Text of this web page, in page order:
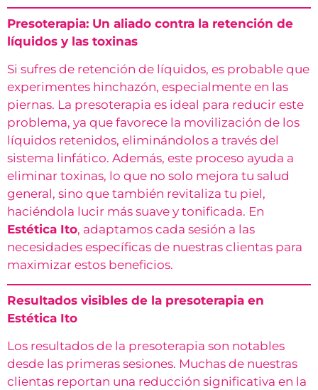
Presoterapia: Un aliado contra la retención de
líquidos y las toxinas
Si sufres de retención de líquidos, es probable que
experimentes hinchazón, especialmente en las
piernas. La presoterapia es ideal para reducir este
problema, ya que favorece la movilización de los
líquidos retenidos, eliminándolos a través del
sistema linfático. Además, este proceso ayuda a
eliminar toxinas, lo que no solo mejora tu salud
general, sino que también revitaliza tu piel,
haciéndola lucir más suave y tonificada. En
Estética Ito, adaptamos cada sesión a las
necesidades específicas de nuestras clientas para
maximizar estos beneficios.
Resultados visibles de la presoterapia en
Estética Ito
Los resultados de la presoterapia son notables
desde las primeras sesiones. Muchas de nuestras
clientas reportan una reducción significativa en la